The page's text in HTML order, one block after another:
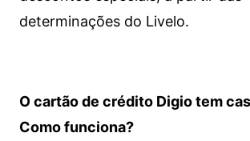
determinações do Livelo.
O cartão de crédito Digio tem
Como funciona?